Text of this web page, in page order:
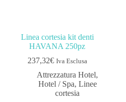
Linea cortesia kit denti
HAVANA 250pz
237,32€ Iva Esclusa
Attrezzatura Hotel,
Hotel / Spa, Linee
cortesia